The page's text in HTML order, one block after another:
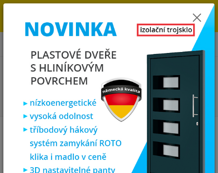
OBJEDNÁVKOU. MÁME 7 000 OKEN A DVEŘÍ SKLADEM U NÁS V
KLATOVECH.
0
0,00 Kč
Vchodové dveře
SOFT vchodové plastové dveře BARCELONA,
ořech/bílá, 98x200 cm, pravé
SOFT vchodové plastové dveře